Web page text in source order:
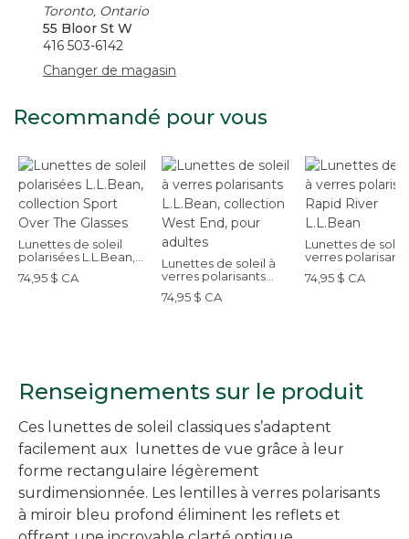
Toronto, Ontario
55 Bloor St W
416 503-6142
Changer de magasin
Recommandé pour vous
Lunettes de soleil
polarisées L.L.Bean,
collection Sport Over
The Glasses
74,95 $ CA
Lunettes de soleil à
verres polarisants
L.L.Bean, collection
West End, pour
74,95 $ CA
Lunettes de
verres polarisants
Rapid River
74,95 $ CA
Renseignements sur le produit
Ces lunettes de soleil classiques s’adaptent
facilement aux lunettes de vue grâce à leur
forme rectangulaire légèrement
surdimensionnée. Les lentilles à verres polarisants
à miroir bleu profond éliminent les reflets et